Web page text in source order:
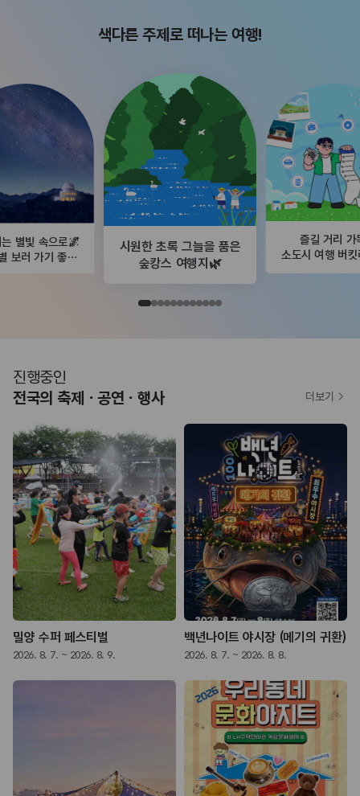
색다른 주제로 떠나는 여행!
별빛 속으로🌌
보러 가기 좋은
시원한 초록 그늘을 품은
숲캉스 여행지🌿
즐길 거리 가
소도시 여행 버킷
진행중인
전국의 축제ㆍ공연ㆍ행사
밀양 수퍼 페스티벌
2026. 8. 7. ~ 2026. 8. 9.
백년나이트 야시장 (메기의 귀환)
2026. 8. 7. ~ 2026. 8. 8.
더보기